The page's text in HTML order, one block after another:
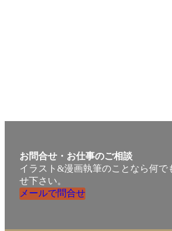
お問合せ・お仕事のご相談
イラスト&漫画執筆のことなら何で
せ下さい。
メールで問合せ